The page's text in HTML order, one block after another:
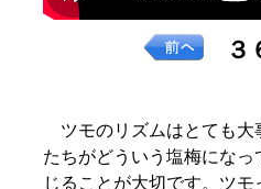
３
ツモのリズムはとても大
たちがどういう塩梅にな
じることが大切です。ツ